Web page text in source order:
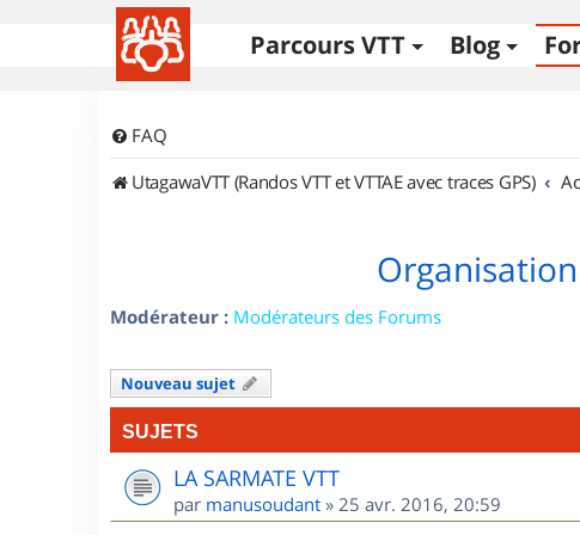
Parcours VTT Blog
FAQ
UtagawaVTT (Randos VTT et VTTAE avec traces GPS)
Modérateur : Modérateurs des Forums
Nouveau sujet
SUJETS
LA SARMATE VTT
par manusoudant » 25 avr. 2016, 20:59